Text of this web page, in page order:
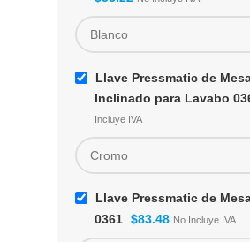
Llave Pressmatic de
Inclinado para Lavabo
Incluye IVA
Llave Pressmatic de
0361 $83.48 No Incluye IVA